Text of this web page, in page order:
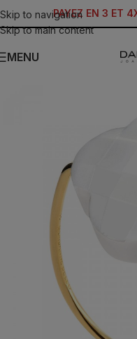
Skip to navigation
Skip to main content
PAYEZ EN 3 ET
MENU